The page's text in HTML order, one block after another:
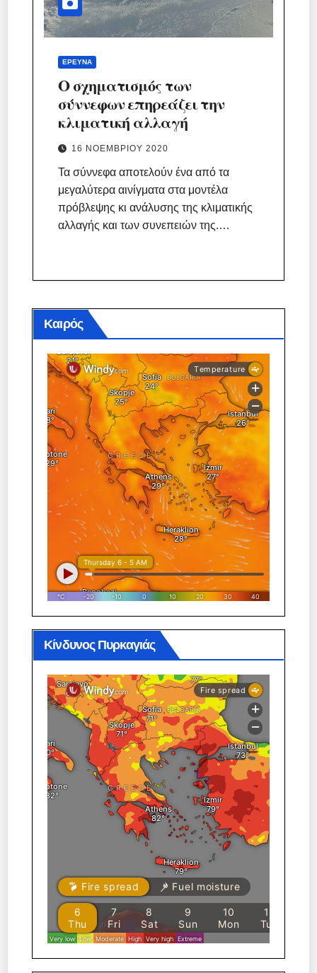
ΈΡΕΥΝΑ
Ο σχηματισμός των
σύννεφων επηρεάζει την
κλιματική αλλαγή
16 ΝΟΕΜΒΡΊΟΥ 2020
Τα σύννεφα αποτελούν ένα από τα
μεγαλύτερα αινίγματα στα μοντέλα
πρόβλεψης κι ανάλυσης της κλιματικής
αλλαγής και των συνεπειών της.…
Καιρός
Κίνδυνος Πυρκαγιάς